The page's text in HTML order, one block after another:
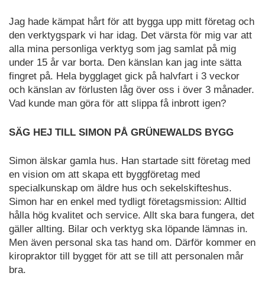
Jag hade kämpat hårt för att bygga upp mitt företag och
den verktygspark vi har idag. Det värsta för mig var att
alla mina personliga verktyg som jag samlat på mig
under 15 år var borta. Den känslan kan jag inte sätta
fingret på. Hela bygglaget gick på halvfart i 3 veckor
och känslan av förlusten låg över oss i över 3 månader.
Vad kunde man göra för att slippa få inbrott igen?
SÄG HEJ TILL SIMON PÅ GRÜNEWALDS BYGG
Simon älskar gamla hus. Han startade sitt företag med
en vision om att skapa ett byggföretag med
specialkunskap om äldre hus och sekelskifteshus.
Simon har en enkel med tydligt företagsmission: Alltid
hålla hög kvalitet och service. Allt ska bara fungera, det
gäller allting. Bilar och verktyg ska löpande lämnas in.
Men även personal ska tas hand om. Därför kommer en
kiropraktor till bygget för att se till att personalen mår
bra.